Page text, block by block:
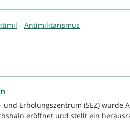
Antimilitarismus
und Erholungszentrum (SEZ) wurde
eröffnet und stellt ein